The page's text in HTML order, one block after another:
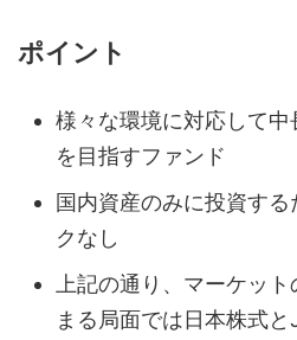
ポイント
様々な環境に対応して
を目指すファンド
国内資産のみに投資す
クなし
上記の通り、マーケッ
まる局面では日本株式